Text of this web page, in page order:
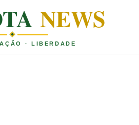
NEWS
· LIBERDADE